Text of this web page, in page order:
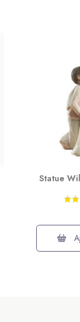
Statue